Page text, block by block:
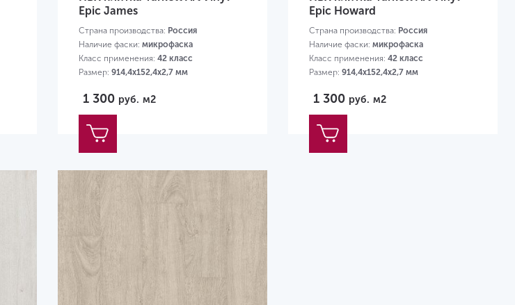
Epic James
Страна производства: Россия
Наличие фаски: микрофаска
Класс применения: 42 класс
Размер: 914,4х152,4х2,7 мм
1 300 руб. м2
Epic Howard
Страна производства: Россия
Наличие фаски: микрофаска
Класс применения: 42 класс
Размер: 914,4х152,4х2,7 мм
1 300 руб. м2